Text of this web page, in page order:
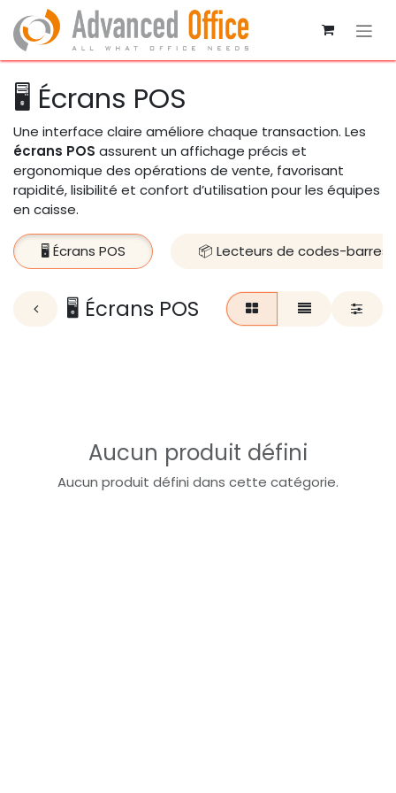
Se rendre au contenu
🖥️ Écrans POS
Une interface claire améliore chaque transaction. Les
écrans POS assurent un affichage précis et
ergonomique des opérations de vente, favorisant
rapidité, lisibilité et confort d’utilisation pour les équipes
en caisse.
🖥️ Écrans POS 📦 Lecteurs de codes-barres
🖥️ Écrans POS
Aucun produit défini
Aucun produit défini dans cette catégorie.